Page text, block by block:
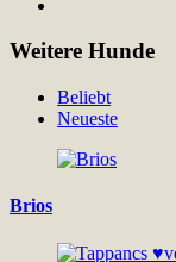
Weitere Hunde
Beliebt
Neueste
Brios